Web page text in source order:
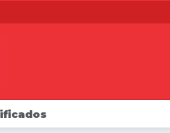
1 año ago
preso 20 años 1 año ago